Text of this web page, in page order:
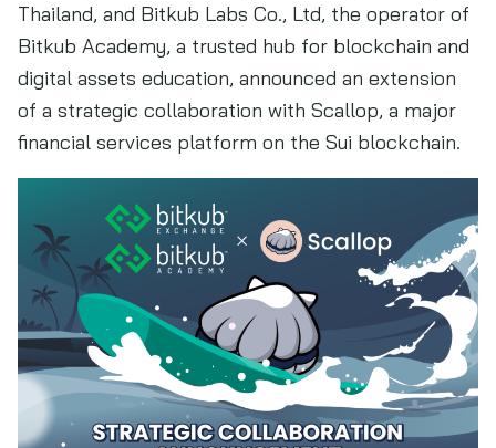
Thailand, and Bitkub Labs Co., Ltd, the operator of
Bitkub Academy, a trusted hub for blockchain and
digital assets education, announced an extension
of a strategic collaboration with Scallop, a major
financial services platform on the Sui blockchain.